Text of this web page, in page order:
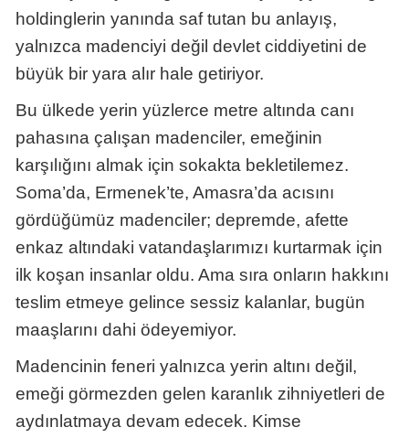
holdinglerin yanında saf tutan bu anlayış,
yalnızca madenciyi değil devlet ciddiyetini de
büyük bir yara alır hale getiriyor.
Bu ülkede yerin yüzlerce metre altında canı
pahasına çalışan madenciler, emeğinin
karşılığını almak için sokakta bekletilemez.
Soma’da, Ermenek’te, Amasra’da acısını
gördüğümüz madenciler; depremde, afette
enkaz altındaki vatandaşlarımızı kurtarmak için
ilk koşan insanlar oldu. Ama sıra onların hakkını
teslim etmeye gelince sessiz kalanlar, bugün
maaşlarını dahi ödeyemiyor.
Madencinin feneri yalnızca yerin altını değil,
emeği görmezden gelen karanlık zihniyetleri de
aydınlatmaya devam edecek. Kimse